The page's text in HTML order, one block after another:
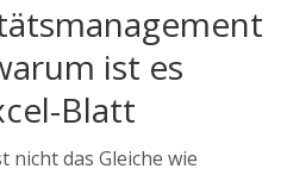
ist es
Blatt
nicht das Gleiche wie